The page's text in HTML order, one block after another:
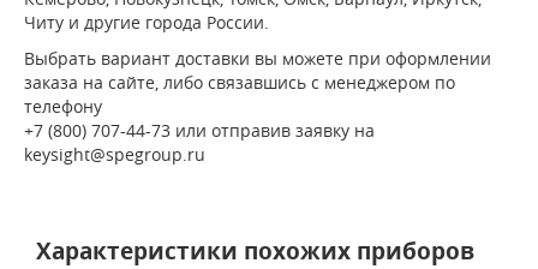
Читу и другие города России.
Выбрать вариант доставки вы можете при оформлении
заказа на сайте, либо связавшись с менеджером по
телефону
+7 (800) 707-44-73 или отправив заявку на
keysight@spegroup.ru
Характеристики похожих приборов